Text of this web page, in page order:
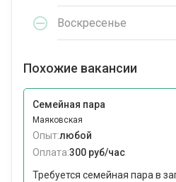
Воскресенье
Похожие вакансии
Семейная пара
Маяковская
Опыт:любой
Оплата:300 руб/час
Требуется семейная пара в